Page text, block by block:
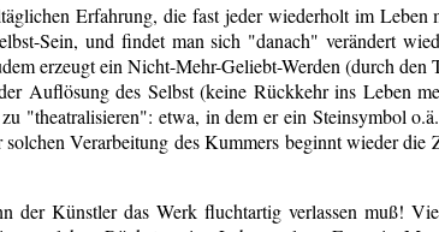
Erfahrung, die fast jeder wiederholt im
Sein, und findet man sich "danach" verändert
erzeugt ein Nicht-Mehr-Geliebt-Werden (durch den
Auflösung des Selbst (keine Rückkehr ins Leben
"theatralisieren": etwa, in dem er ein Steinsymbol
Verarbeitung des Kummers beginnt wieder die
der Künstler das Werk fluchtartig verlassen muß!